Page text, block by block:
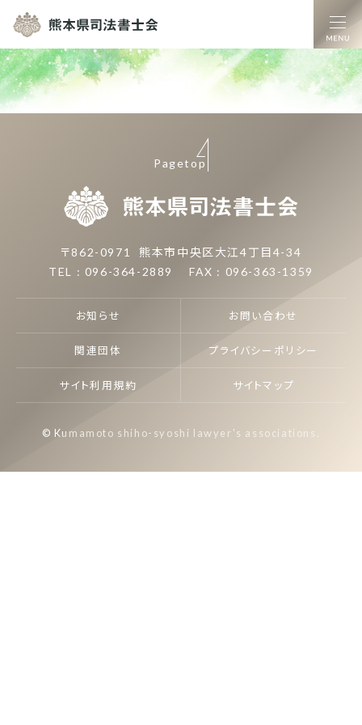
熊本県司法書士
〒862-0971
熊本市中央区大江4丁目4-34
TEL : 096-364-2889
FAX : 096-363-1359
お知らせ お問い合わせ
関連団体 プライバシーポリシー
サイト利用規約 サイトマップ
Pagetop
© Kumamoto shiho-syoshi lawyer's associations.